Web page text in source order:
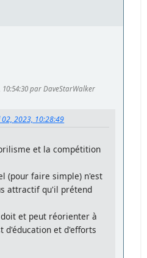
10:54:30 par DaveStarWalker
2023, 10:28:49
et la compétition
(pour faire simple) n'est
attractif qu'il prétend
et peut réorienter à
d'éducation et d'efforts